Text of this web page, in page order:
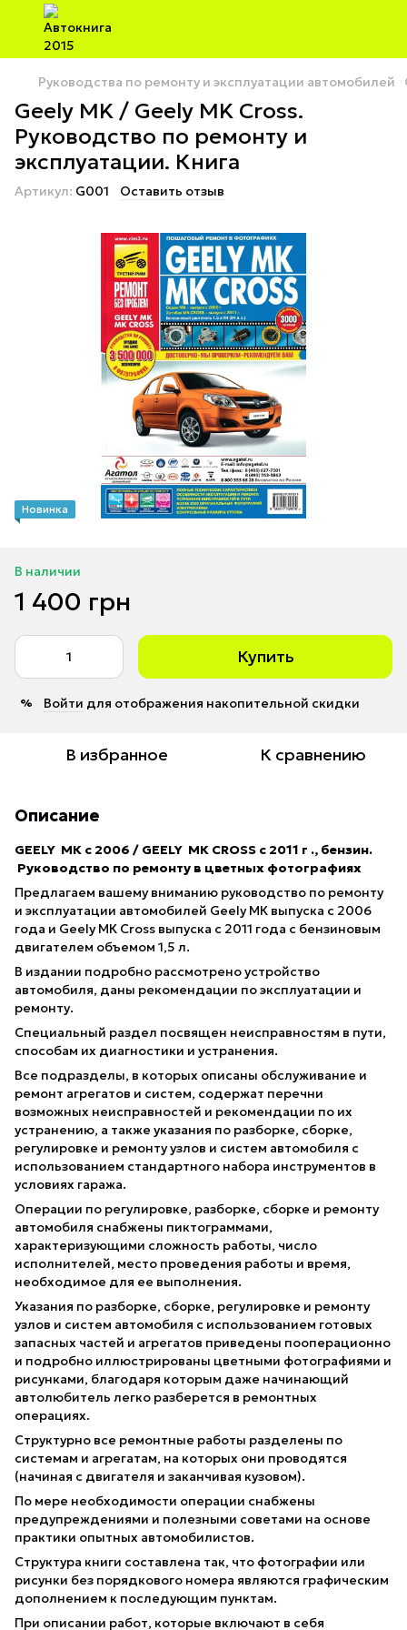
Руководства по ремонту и эксплуатации автомобилей
Geely MK / Geely MK Cross.
Руководство по ремонту и
эксплуатации. Книга
Артикул: G001 Оставить отзыв
Новинка
В наличии
1 400 грн
Купить
% Войти для отображения накопительной скидки
В избранное К сравнению
Описание
GEELY MК с 2006 / GEELY MК CROSS с 2011 г ., бензин.
Руководство по ремонту в цветных фотографиях
Предлагаем вашему вниманию руководство по ремонту
и эксплуатации автомобилей Geely МК выпуска с 2006
года и Geely МК Cross выпуска с 2011 года с бензиновым
двигателем объемом 1,5 л.
В издании подробно рассмотрено устройство
автомобиля, даны рекомендации по эксплуатации и
ремонту.
Специальный раздел посвящен неисправностям в пути,
способам их диагностики и устранения.
Все подразделы, в которых описаны обслуживание и
ремонт агрегатов и систем, содержат перечни
возможных неисправностей и рекомендации по их
устранению, а также указания по разборке, сборке,
регулировке и ремонту узлов и систем автомобиля с
использованием стандартного набора инструментов в
условиях гаража.
Операции по регулировке, разборке, сборке и ремонту
автомобиля снабжены пиктограммами,
характеризующими сложность работы, число
исполнителей, место проведения работы и время,
необходимое для ее выполнения.
Указания по разборке, сборке, регулировке и ремонту
узлов и систем автомобиля с использованием готовых
запасных частей и агрегатов приведены пооперационно
и подробно иллюстрированы цветными фотографиями и
рисунками, благодаря которым даже начинающий
автолюбитель легко разберется в ремонтных
операциях.
Структурно все ремонтные работы разделены по
системам и агрегатам, на которых они проводятся
(начиная с двигателя и заканчивая кузовом).
По мере необходимости операции снабжены
предупреждениями и полезными советами на основе
практики опытных автомобилистов.
Структура книги составлена так, что фотографии или
рисунки без порядкового номера являются графическим
дополнением к последующим пунктам.
При описании работ, которые включают в себя